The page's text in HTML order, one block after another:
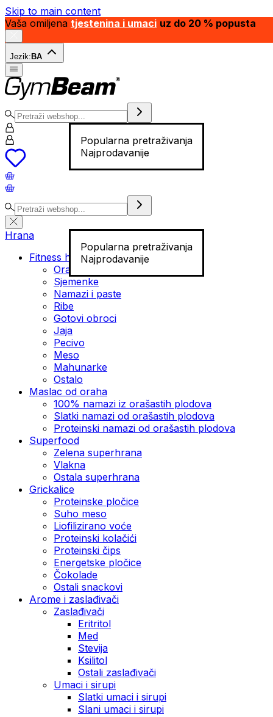
Skip to main content
Vaša omiljena tjestenina i umaci uz do 20 % popusta
Jezik: BA
Popularna pretraživanja
Najprodavanije
Popularna pretraživanja
Najprodavanije
Hrana
Fitness hrana
Orašasti plodovi
Sjemenke
Namazi i paste
Ribe
Gotovi obroci
Jaja
Pecivo
Meso
Mahunarke
Ostalo
Maslac od oraha
100% namazi iz orašastih plodova
Slatki namazi od orašastih plodova
Proteinski namazi od orašastih plodova
Superfood
Zelena superhrana
Vlakna
Ostala superhrana
Grickalice
Proteinske pločice
Suho meso
Liofilizirano voće
Proteinski kolačići
Proteinski čips
Energetske pločice
Čokolade
Ostali snackovi
Arome i zaslađivači
Zaslađivači
Eritritol
Med
Stevija
Ksilitol
Ostali zaslađivači
Umaci i sirupi
Slatki umaci i sirupi
Slani umaci i sirupi